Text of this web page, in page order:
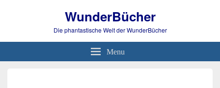
WunderBücher
Die phantastische Welt der WunderBücher
Menu